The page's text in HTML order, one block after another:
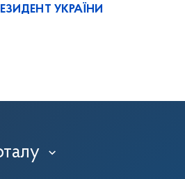
УКРАЇНИ
›